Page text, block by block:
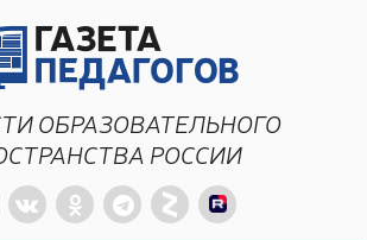
ОБРАЗОВАТЕЛЬНОГО
РОССИИ